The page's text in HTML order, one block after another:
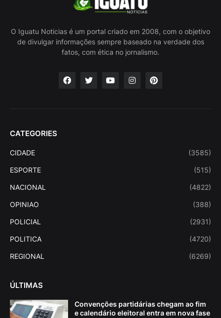
O Iguatu Noticias é um portal criado em 2008, com o objetivo
de divulgar informações sempre baseado na verdade dos
fatos, com ética no jornalismo.
CATEGORIES
CIDADE (3585)
ESPORTE (515)
NACIONAL (4822)
OPINIAO (388)
POLICIAL (2931)
POLITICA (4720)
REGIONAL (6269)
ÚLTIMAS
Convenções partidárias chegam ao fim
e calendário eleitoral entra em nova fase